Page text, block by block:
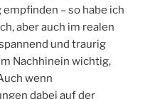
– so habe ich
aber auch im realen
und traurig
Nachhinein wichtig,
wenn
dabei auf der